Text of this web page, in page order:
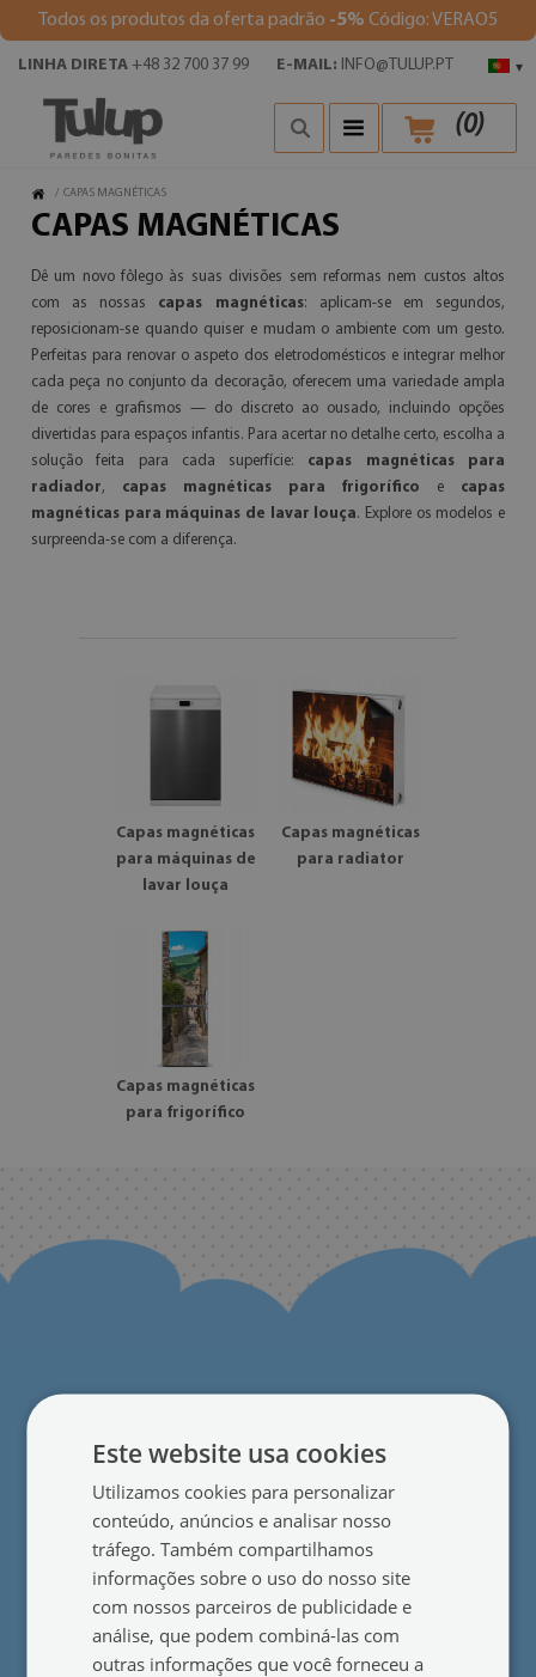
Todos os produtos da oferta padrão -5% Código: VERAO5
▾
LINHA DIRETA +48 32 700 37 99 E-MAIL: INFO@TULUP.PT
(0)
/ CAPAS MAGNÉTICAS
CAPAS MAGNÉTICAS
Dê um novo fôlego às suas divisões sem reformas nem custos altos
com as nossas capas magnéticas: aplicam-se em segundos,
reposicionam-se quando quiser e mudam o ambiente com um gesto.
Perfeitas para renovar o aspeto dos eletrodomésticos e integrar melhor
cada peça no conjunto da decoração, oferecem uma variedade ampla
de cores e grafismos — do discreto ao ousado, incluindo opções
divertidas para espaços infantis. Para acertar no detalhe certo, escolha a
solução feita para cada superfície: capas magnéticas para
radiador, capas magnéticas para frigorífico e capas
magnéticas para máquinas de lavar louça. Explore os modelos e
surpreenda-se com a diferença.
Capas magnéticas
para máquinas de
lavar louça
Capas magnéticas
para radiator
Capas magnéticas
para frigorífico
Para os clientes
Sobre nós
Opiniões
Blog
Contacto
Produtos sob medida
Este website usa cookies
Utilizamos cookies para personalizar
conteúdo, anúncios e analisar nosso
tráfego. Também compartilhamos
informações sobre o uso do nosso site
com nossos parceiros de publicidade e
análise, que podem combiná-las com
outras informações que você forneceu a